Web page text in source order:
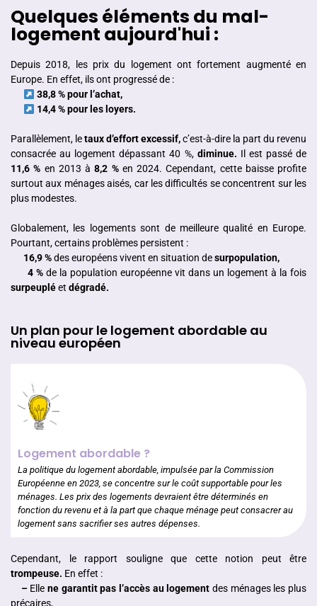
Quelques éléments du mal-
logement aujourd'hui :
Depuis 2018, les prix du logement ont fortement augmenté en
Europe. En effet, ils ont progressé de :
38,8 % pour l’achat,
14,4 % pour les loyers.
Parallèlement, letaux d’effort excessif,c’est-à-dire la part du revenu
consacrée au logement dépassant 40 %,diminue. Il est passé de
11,6 % en 2013 à8,2 %en 2024. Cependant, cette baisse profite
surtout aux ménages aisés, car les difficultés se concentrent sur les
plus modestes.
Globalement, les logements sont de meilleure qualité en Europe.
Pourtant, certains problèmes persistent :
16,9 %des européens vivent en situation desurpopulation,
4 % de la population européenne vit dans un logement à la fois
surpeupléet dégradé.
Un plan pour le logement abordable au
niveau européen
Logement abordable ?
La politique du logement abordable, impulsée par la Commission
Européenne en 2023, se concentre sur le coût supportable pour les
ménages. Les prix des logements devraient être déterminés en
fonction du revenu et à la part que chaque ménage peut consacrer au
logement sans sacrifier ses autres dépenses.
Cependant, le rapport souligne que cette notion peut être
trompeuse. En effet :
–Ellene garantit pas l’accès au logement des ménages les plus
précaires,